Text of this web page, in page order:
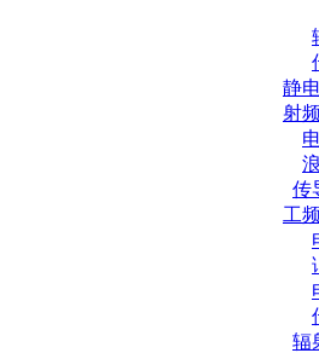
静
射
传
工
辐